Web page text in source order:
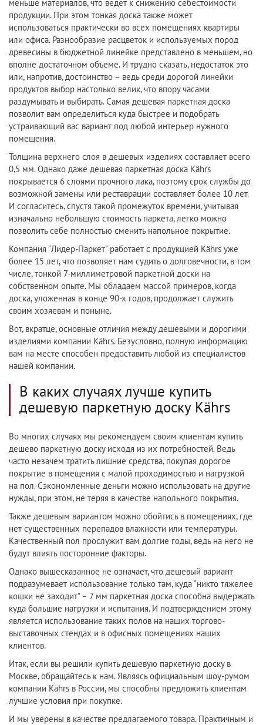
меньше материалов, что ведет к снижению себестоимости
продукции. При этом тонкая доска также может
использоваться практически во всех помещениях квартиры
или офиса. Разнообразие расцветок и используемых пород
древесины в бюджетной линейке представлено в меньшем, но
вполне достаточном объеме. И трудно сказать, недостаток это
или, напротив, достоинство – ведь среди дорогой линейки
продуктов выбор настолько велик, что впору часами
раздумывать и выбирать. Самая дешевая паркетная доска
позволит вам определиться куда быстрее и подобрать
устраивающий вас вариант под любой интерьер нужного
помещения.
Толщина верхнего слоя в дешевых изделиях составляет всего
0,5 мм. Однако даже дешевая паркетная доска Kährs
покрывается 6 слоями прочного лака, поэтому срок службы до
возможной замены или реставрации составляет более 10 лет.
И согласитесь, спустя такой промежуток времени, учитывая
изначально небольшую стоимость паркета, легко можно
позволить себе полностью сменить напольное покрытие.
Компания "Лидер-Паркет" работает с продукцией Kährs уже
более 15 лет, что позволяет нам судить о долговечности, в том
числе, тонкой 7-миллиметровой паркетной доски на
собственном опыте. Мы обладаем массой примеров, когда
доска, уложенная в конце 90-х годов, продолжает служить
своим хозяевам и поныне.
Вот, вкратце, основные отличия между дешевыми и дорогими
изделиями компании Kährs. Безусловно, полную информацию
вам на месте способен предоставить любой из специалистов
нашей компании.
В каких случаях лучше купить
дешевую паркетную доску Kährs
Во многих случаях мы рекомендуем своим клиентам купить
дешево паркетную доску исходя из их потребностей. Ведь
часто незачем тратить лишние средства, покупая дорогое
покрытие в помещения с малой проходимостью и нагрузкой
на пол. Сэкономленные деньги можно использовать на другие
нужды, при этом, не теряя в качестве напольного покрытия.
Также дешевым вариантом можно обойтись в помещениях, где
нет существенных перепадов влажности или температуры.
Качественный пол прослужит вам долгие годы, ведь на него не
будут влиять посторонние факторы.
Однако вышесказанное не означает, что дешевый вариант
подразумевает использование только там, куда "никто тяжелее
кошки не заходит" – 7 мм паркетная доска способна выдержать
куда большие нагрузки и испытания. И подтверждением этому
является использование таких полов на наших торгово-
выставочных стендах и в офисных помещениях наших
клиентов.
Итак, если вы решили купить дешевую паркетную доску в
Москве, обращайтесь к нам. Являясь официальным шоу-румом
компании Kährs в России, мы способны предложить клиентам
лучшие условия при покупке.
И мы уверены в качестве предлагаемого товара. Практичным и